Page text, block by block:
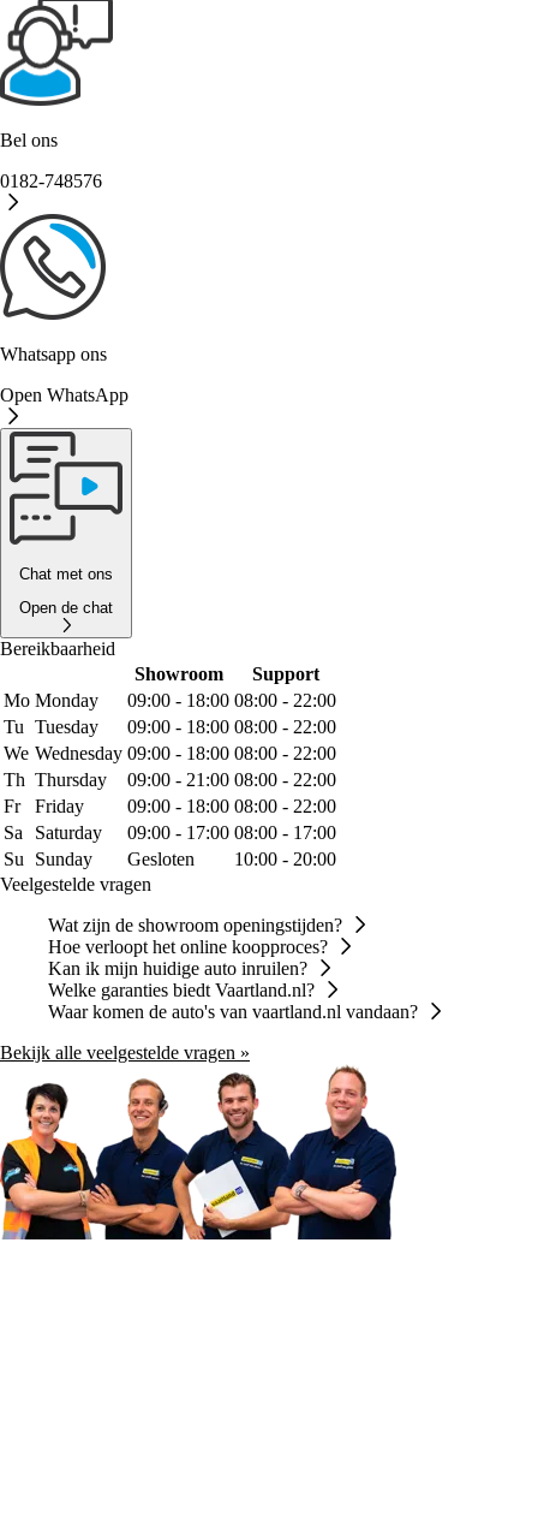
Bel ons
0182-748576
Whatsapp ons
Open WhatsApp
Chat met ons
Open de chat
Bereikbaarheid
Showroom
Support
Mo Monday 09:00 - 18:00 08:00 - 22:00
Tu Tuesday 09:00 - 18:00 08:00 - 22:00
We Wednesday 09:00 - 18:00 08:00 - 22:00
Th Thursday 09:00 - 21:00 08:00 - 22:00
Fr
Friday 09:00 - 18:00 08:00 - 22:00
Sa
Saturday 09:00 - 17:00 08:00 - 17:00
Su
Sunday Gesloten
10:00 - 20:00
Veelgestelde vragen
Wat zijn de showroom openingstijden?
Hoe verloopt het online koopproces?
Kan ik mijn huidige auto inruilen?
Welke garanties biedt Vaartland.nl?
Waar komen de auto's van vaartland.nl vandaan?
Bekijk alle veelgestelde vragen »